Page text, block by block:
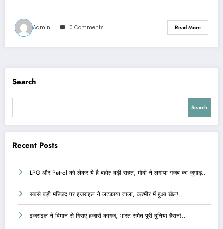
Admin 0 Comments Read More
Search
Search
Recent Posts
LPG और Petrol को लेकर ये है बहोत बड़ी राहत, मोदी ने लगाया गजब का जुगाड़..
सबसे बड़ी मस्जिद पर इजराइल ने लटकाया ताला, कश्मीर में हुआ खेल!..
इजराइल ने विमान से गिराए हजारों कागज, भारत समेत पूरी दुनिया हैरान!..